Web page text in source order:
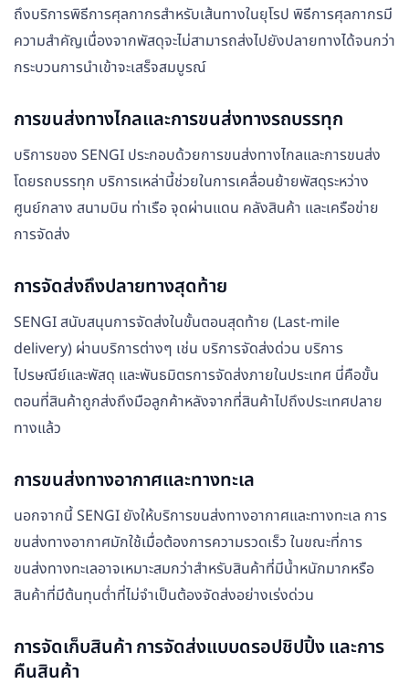
ถึงบริการพิธีการศุลกากรสำหรับเส้นทางในยุโรป พิธีการศุลกากรมี
ความสำคัญเนื่องจากพัสดุจะไม่สามารถส่งไปยังปลายทางได้จนกว่า
กระบวนการนำเข้าจะเสร็จสมบูรณ์
การขนส่งทางไกลและการขนส่งทางรถบรรทุก
บริการของ SENGI ประกอบด้วยการขนส่งทางไกลและการขนส่ง
โดยรถบรรทุก บริการเหล่านี้ช่วยในการเคลื่อนย้ายพัสดุระหว่าง
ศูนย์กลาง สนามบิน ท่าเรือ จุดผ่านแดน คลังสินค้า และเครือข่าย
การจัดส่ง
การจัดส่งถึงปลายทางสุดท้าย
SENGI สนับสนุนการจัดส่งในขั้นตอนสุดท้าย (Last-mile
delivery) ผ่านบริการต่างๆ เช่น บริการจัดส่งด่วน บริการ
ไปรษณีย์และพัสดุ และพันธมิตรการจัดส่งภายในประเทศ นี่คือขั้น
ตอนที่สินค้าถูกส่งถึงมือลูกค้าหลังจากที่สินค้าไปถึงประเทศปลาย
ทางแล้ว
การขนส่งทางอากาศและทางทะเล
นอกจากนี้ SENGI ยังให้บริการขนส่งทางอากาศและทางทะเล การ
ขนส่งทางอากาศมักใช้เมื่อต้องการความรวดเร็ว ในขณะที่การ
ขนส่งทางทะเลอาจเหมาะสมกว่าสำหรับสินค้าที่มีน้ำหนักมากหรือ
สินค้าที่มีต้นทุนต่ำที่ไม่จำเป็นต้องจัดส่งอย่างเร่งด่วน
การจัดเก็บสินค้า การจัดส่งแบบดรอปชิปปิ้ง และการ
คืนสินค้า